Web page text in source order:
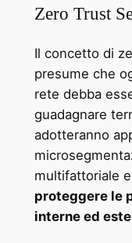
Zero Trust
Il concetto di
presume che
rete debba
guadagnare
adotteranno
multifattoriale
proteggere le
interne ed